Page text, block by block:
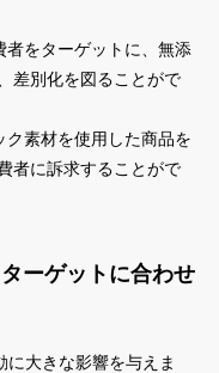
者をターゲットに、無添
差別化を図ることがで
ク素材を使用した商品を
者に訴求することがで
ーゲットに合わせ
大きな影響を与えま